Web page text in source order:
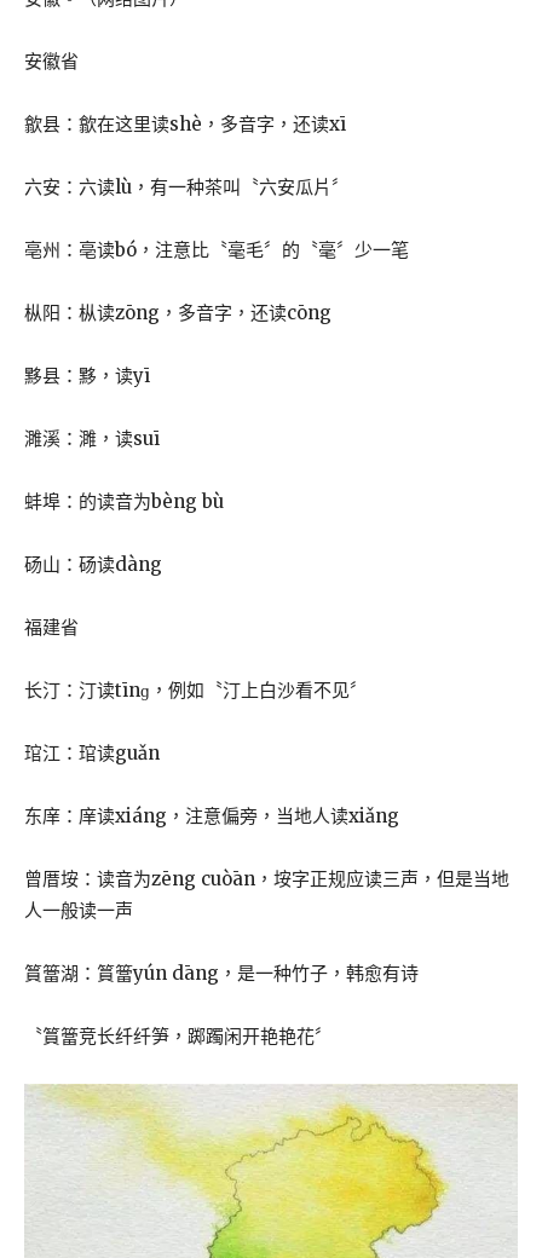
安徽省
歙县：歙在这里读shè，多音字，还读xī
六安：六读lù，有一种茶叫〝六安瓜片〞
亳州：亳读bó，注意比〝毫毛〞的〝毫〞少一笔
枞阳：枞读zōng，多音字，还读cōng
黟县：黟，读yī
濉溪：濉，读suī
蚌埠：的读音为bèng bù
砀山：砀读dàng
福建省
长汀：汀读tīnɡ，例如〝汀上白沙看不见〞
琯江：琯读guǎn
东庠：庠读xiáng，注意偏旁，当地人读xiǎng
曾厝垵：读音为zēng cuòān，垵字正规应读三声，但是当地
人一般读一声
篔簹湖：篔簹yún dāng，是一种竹子，韩愈有诗
〝篔簹竞长纤纤笋，踯躅闲开艳艳花〞